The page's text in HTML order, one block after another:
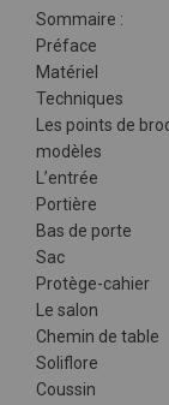
Sommaire :
Préface
Matériel
Techniques
Les points de
modèles
L’entrée
Portière
Bas de porte
Sac
Protège-cahier
Le salon
Chemin de table
Soliflore
Coussin